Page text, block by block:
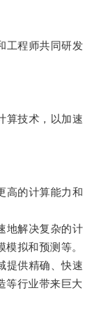
程师共同研发
技术，以加速
的计算能力和
解决复杂的计
拟和预测等。
供精确、快速
等行业带来巨大